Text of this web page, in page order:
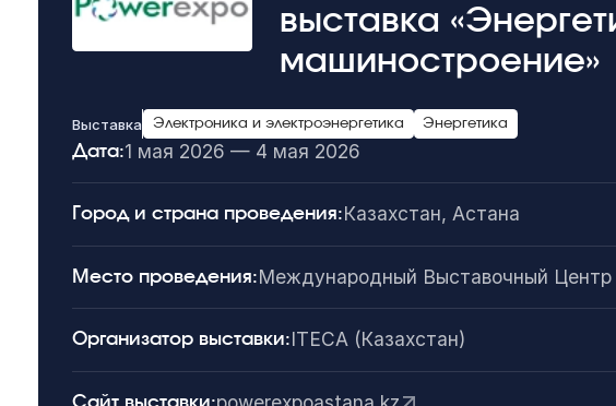
выставка
машиностроение»
Выставка Электроника и электроэнергетика Энергетика
Дата:1 мая 2026 — 4 мая 2026
Город и страна проведения:Казахстан, Астана
Место проведения:Международный Выставочный Центр
Организатор выставки:ITECA (Казахстан)
Сайт выставки: